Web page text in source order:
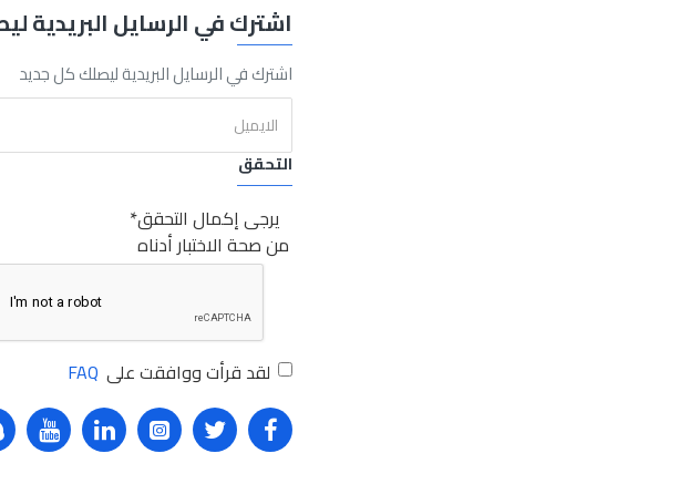
اشترك في الرسايل البريدية
اشترك في الرسايل البريدية ليصلك كل جديد
التحقق
يرجى إكمال التحقق
من صحة الاختبار أدناه
لقد قرأت ووافقت على FAQ
Sabry Stores Plus فرشة تابلوه اتجاهين فرشة تابلوه